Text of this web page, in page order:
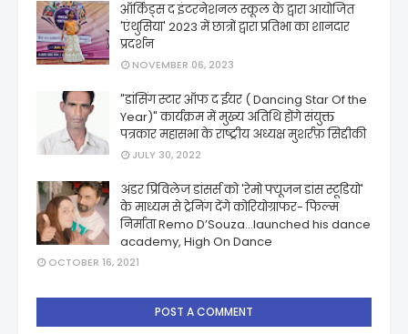
ऑर्किड्स द इंटरनेशनल स्कूल के द्वारा आयोजित
'एंथुसिया' 2023 में छात्रों द्वारा प्रतिभा का शानदार
प्रदर्शन
NOVEMBER 06, 2023
"डांसिंग स्टार ऑफ द ईयर ( Dancing Star Of the
Year)" कार्यक्रम में मुख्य अतिथि होंगे संयुक्त
पत्रकार महासभा के राष्ट्रीय अध्यक्ष मुशर्रफ़ सिद्दीकी
JULY 30, 2022
अंडर प्रिविलेज डांसर्स को 'रेमो फ्यूजन डांस स्टूडियो'
के माध्यम से ट्रेनिंग देंगे कोरियोग्राफर- फिल्म
निर्माता Remo D’Souza...launched his dance
academy, High On Dance
OCTOBER 16, 2021
POST A COMMENT